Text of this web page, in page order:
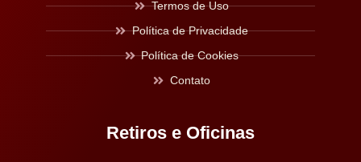
Termos de Uso
Política de Privacidade
Política de Cookies
Contato
Retiros e Oficinas